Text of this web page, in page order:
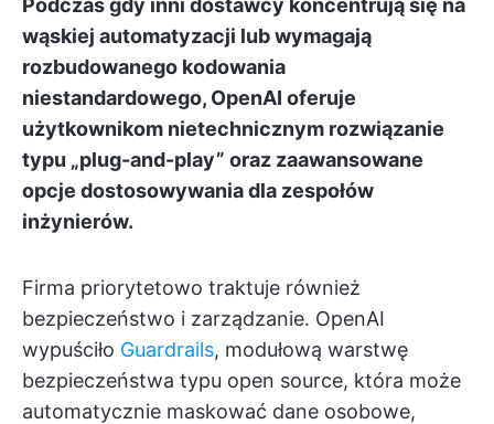
Podczas gdy inni dostawcy koncentrują się na
wąskiej automatyzacji lub wymagają
rozbudowanego kodowania
niestandardowego, OpenAI oferuje
użytkownikom nietechnicznym rozwiązanie
typu „plug-and-play” oraz zaawansowane
opcje dostosowywania dla zespołów
inżynierów.
Firma priorytetowo traktuje również
bezpieczeństwo i zarządzanie. OpenAI
wypuściło Guardrails, modułową warstwę
bezpieczeństwa typu open source, która może
automatycznie maskować dane osobowe,